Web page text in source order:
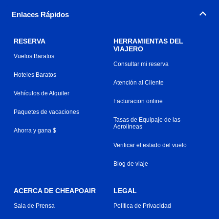
Enlaces Rápidos
RESERVA
Vuelos Baratos
Hoteles Baratos
Vehículos de Alquiler
Paquetes de vacaciones
Ahorra y gana $
HERRAMIENTAS DEL
VIAJERO
Consultar mi reserva
Atención al Cliente
Facturacion online
Tasas de Equipaje de las
Aerolíneas
Verificar el estado del vuelo
Blog de viaje
ACERCA DE CHEAPOAIR
Sala de Prensa
LEGAL
Política de Privacidad